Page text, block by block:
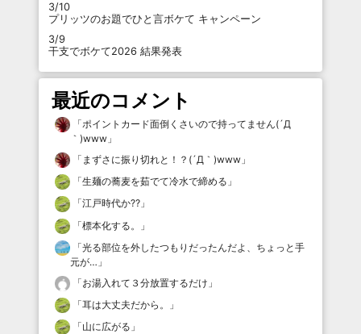
3/10
プリッツのお題でひと言ボケて キャンペーン
3/9
干支でボケて2026 結果発表
最近のコメント
「ポイントカード面倒くさいので持ってません(´Д
｀)www 」
「 まずさに振り切れと！？(´Д｀)www 」
「生麺の蕎麦を茹でて冷水で締める 」
「江戸時代か⁇ 」
「標本化する。
」
「光る部位を外したつもりだったんだよ、ちょっと手
元が… 」
「お湯入れて３分放置するだけ 」
「耳は大丈夫だから。
」
「山に広がる 」